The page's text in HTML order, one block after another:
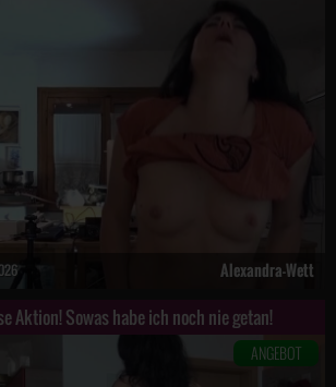
Alexandra-Wett
Aktion! Sowas habe ich noch nie getan!
ANGEBOT